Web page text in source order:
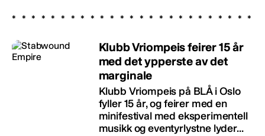
Klubb Vriompeis feirer 15 år
med det ypperste av det
marginale
Klubb Vriompeis på BLÅ i Oslo
fyller 15 år, og feirer med en
minifestival med eksperimentell
musikk og eventyrlystne lyder...